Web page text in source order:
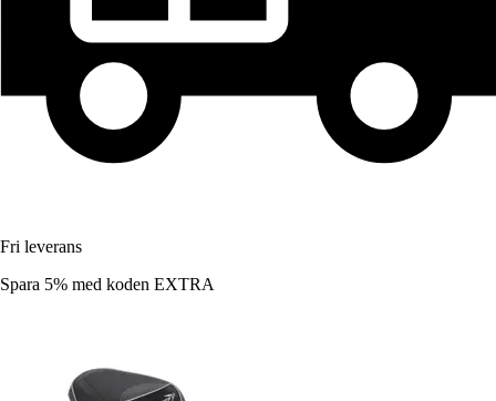
Fri leverans
Spara 5% med koden EXTRA